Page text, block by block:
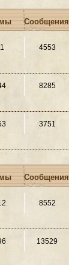
Сообщения
4553
8285
3751
Сообщения
8552
13529